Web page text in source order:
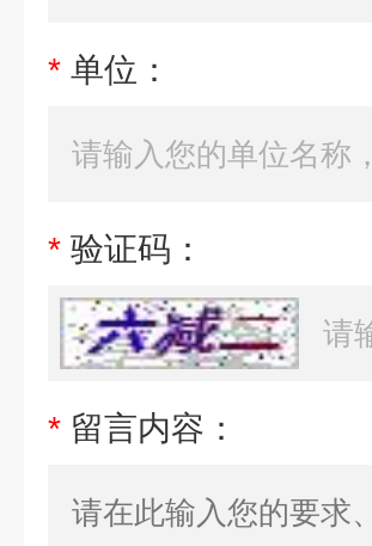
* 单位：
* 验证码：
* 留言内容：